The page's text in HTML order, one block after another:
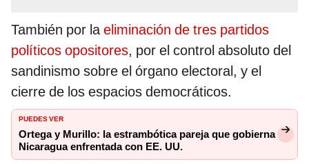
También por laeliminación de tres partidos
políticos opositores, por el control absoluto del
sandinismo sobre el órgano electoral, y el
cierre de los espacios democráticos.
PUEDES VER
Ortega y Murillo: la estrambótica pareja que gobierna
Nicaragua enfrentada con EE. UU.